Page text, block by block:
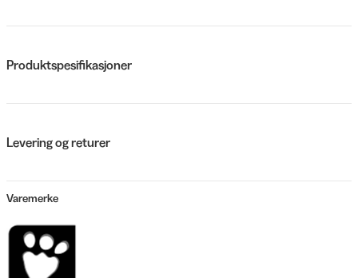
Produktspesifikasjoner
Levering og returer
Varemerke